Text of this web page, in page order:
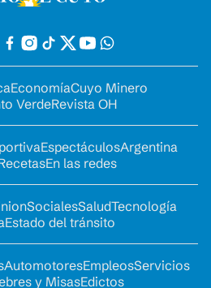
EconomíaCuyo Minero
VerdeRevista OH
EspectáculosArgentina
En las redes
SocialesSaludTecnología
Estado del tránsito
AutomotoresEmpleosServicios
y MisasEdictos